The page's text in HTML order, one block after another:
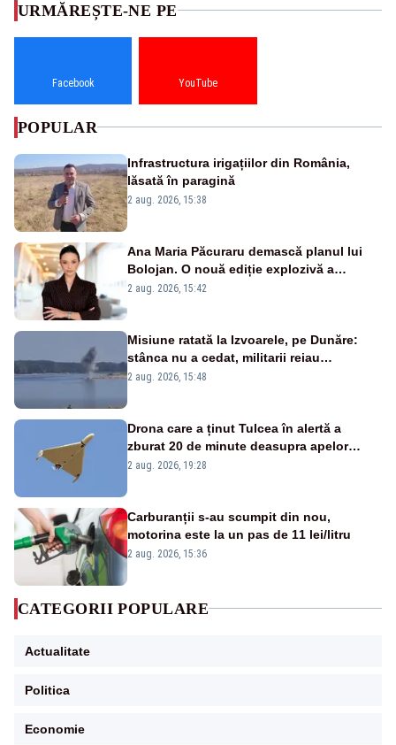
URMĂREȘTE-NE PE
Facebook YouTube
POPULAR
Infrastructura irigațiilor din România,
lăsată în paragină
2 aug. 2026, 15:38
Ana Maria Păcuraru demască planul lui
Bolojan. O nouă ediție explozivă a
emisiunii „Miza Zilei” la Realitatea PLUS
2 aug. 2026, 15:42
Misiune ratată la Izvoarele, pe Dunăre:
stânca nu a cedat, militarii reiau
detonările luni – VIDEO
2 aug. 2026, 15:48
Drona care a ținut Tulcea în alertă a
zburat 20 de minute deasupra apelor
României. Au fost ridicate două F-16
2 aug. 2026, 19:28
Carburanții s-au scumpit din nou,
motorina este la un pas de 11 lei/litru
2 aug. 2026, 15:36
CATEGORII POPULARE
Actualitate
Politica
Economie